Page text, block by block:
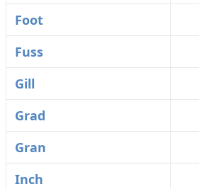
Foot
Fuss
Gill
Grad
Gran
Inch